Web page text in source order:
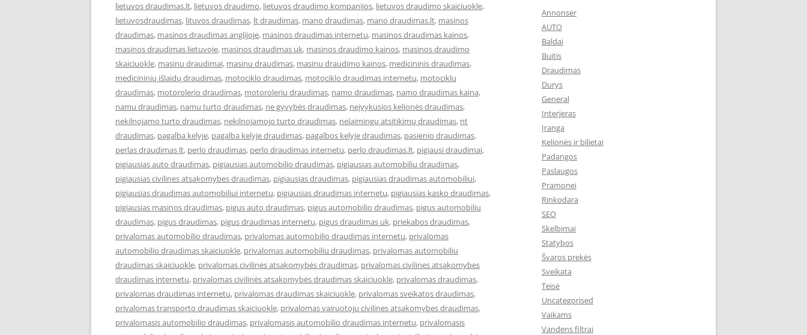
lietuvos draudimas.lt, lietuvos draudimo, lietuvos draudimo kompanijos, lietuvos draudimo skaiciuokle,
lietuvosdraudimas, lituvos draudimas, lt draudimas, mano draudimas, mano draudimas.lt, masinos
draudimas, masinos draudimas anglijoje, masinos draudimas internetu, masinos draudimas kainos,
masinos draudimas lietuvoje, masinos draudimas uk, masinos draudimo kainos, masinos draudimo
skaiciuokle, masinu draudimai, masinu draudimas, masinu draudimo kainos, medicininis draudimas,
medicininių išlaidų draudimas, motociklo draudimas, motociklo draudimas internetu, motociklu
draudimas, motorolerio draudimas, motoroleriu draudimas, namo draudimas, namo draudimas kaina,
namu draudimas, namu turto draudimas, ne gyvybės draudimas, neįvykusios kelionės draudimas,
nekilnojamo turto draudimas, nekilnojamojo turto draudimas, nelaimingų atsitikimų draudimas, nt
draudimas, pagalba kelyje, pagalba kelyje draudimas, pagalbos kelyje draudimas, pasienio draudimas,
perlas draudimas lt, perlo draudimas, perlo draudimas internetu, perlo draudimas.lt, pigiausi draudimai,
pigiausias auto draudimas, pigiausias automobilio draudimas, pigiausias automobiliu draudimas,
pigiausias civilines atsakomybes draudimas, pigiausias draudimas, pigiausias draudimas automobiliui,
pigiausias draudimas automobiliui internetu, pigiausias draudimas internetu, pigiausias kasko draudimas,
pigiausias masinos draudimas, pigus auto draudimas, pigus automobilio draudimas, pigus automobiliu
draudimas, pigus draudimas, pigus draudimas internetu, pigus draudimas uk, priekabos draudimas,
privalomas automobilio draudimas, privalomas automobilio draudimas internetu, privalomas
automobilio draudimas skaiciuokle, privalomas automobiliu draudimas, privalomas automobiliu
draudimas skaiciuokle, privalomas civilinės atsakomybės draudimas, privalomas civilines atsakomybes
draudimas internetu, privalomas civilinės atsakomybės draudimas skaiciuokle, privalomas draudimas,
privalomas draudimas internetu, privalomas draudimas skaiciuokle, privalomas sveikatos draudimas,
privalomas transporto draudimas skaiciuokle, privalomas vairuotoju civilines atsakomybes draudimas,
privalomasis automobilio draudimas, privalomasis automobilio draudimas internetu, privalomasis
Annonser
AUTO
Baldai
Buitis
Draudimas
Durys
General
Interjeras
Įranga
Kelionės ir bilietai
Padangos
Paslaugos
Pramonei
Rinkodara
SEO
Skelbimai
Statybos
Švaros prekės
Sveikata
Teisė
Uncategorised
Vaikams
Vandens filtrai